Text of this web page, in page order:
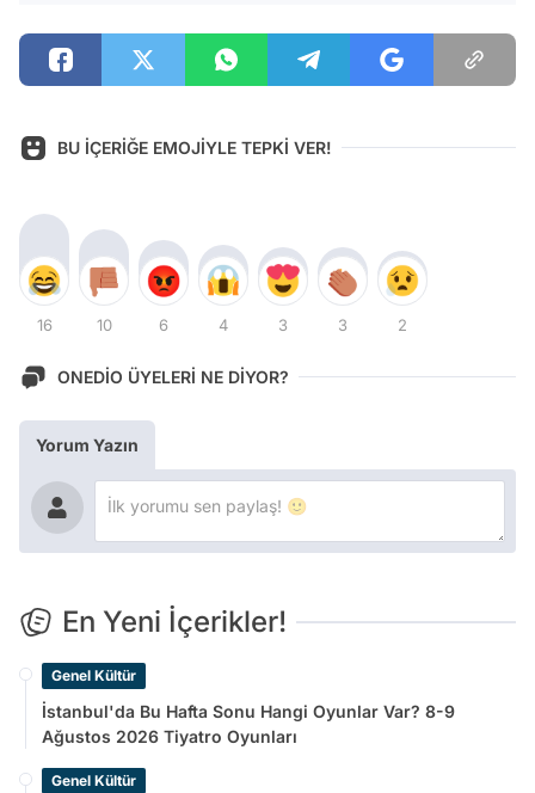
BU İÇERİĞE EMOJİYLE TEPKİ VER!
16 10 6 4 3 3 2
ONEDİO ÜYELERİ NE DİYOR?
Yorum Yazın
En Yeni İçerikler!
Genel Kültür
İstanbul'da Bu Hafta Sonu Hangi Oyunlar Var? 8-9
Ağustos 2026 Tiyatro Oyunları
Genel Kültür